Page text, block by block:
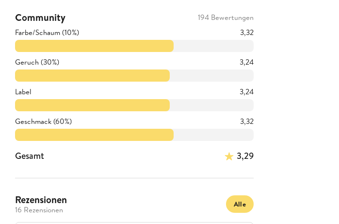
Community
194 Bewertungen
Farbe/Schaum (10%)
3,32
Geruch (30%) 3,24
Label 3,24
Geschmack (60%) 3,32
Gesamt 3,29
Rezensionen
16 Rezensionen
Alle